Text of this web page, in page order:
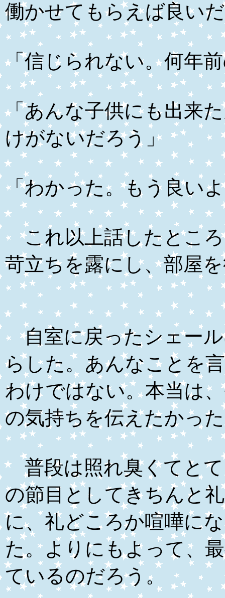
働かせてもらえば良い
「信じられない。何年
「あんな子供にも出来
けがないだろう」
「わかった。もう良い
これ以上話したところ
苛立ちを露にし、部屋
自室に戻ったシェール
らした。あんなことを
わけではない。本当は
の気持ちを伝えたかっ
普段は照れ臭くてとて
の節目としてきちんと
に、礼どころか喧嘩に
た。よりにもよって、
ているのだろう。